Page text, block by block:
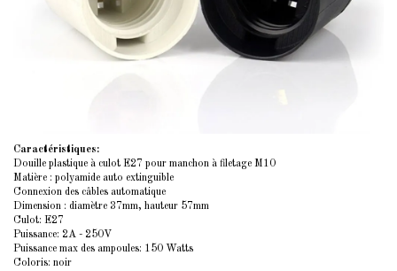
Caractéristiques:
Douille plastique à culot E27 pour manchon à filetage M10
Matière : polyamide auto extinguible
Connexion des câbles automatique
Dimension : diamètre 37mm, hauteur 57mm
Culot: E27
Puissance: 2A - 250V
Puissance max des ampoules: 150 Watts
Coloris: noir